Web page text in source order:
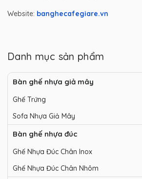
Website: banghecafegiare.vn
Danh mục sản phẩm
Bàn ghế nhựa giả mây
Ghế Trứng
Sofa Nhựa Giả Mây
Bàn ghế nhựa đúc
Ghế Nhựa Đúc Chân Inox
Ghế Nhựa Đúc Chân Nhôm